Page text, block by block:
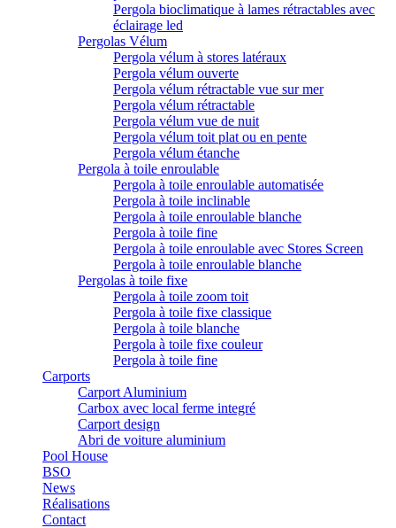
Pergola bioclimatique à lames rétractables avec
éclairage led
Pergolas Vélum
Pergola vélum à stores latéraux
Pergola vélum ouverte
Pergola vélum rétractable vue sur mer
Pergola vélum rétractable
Pergola vélum vue de nuit
Pergola vélum toit plat ou en pente
Pergola vélum étanche
Pergola à toile enroulable
Pergola à toile enroulable automatisée
Pergola à toile inclinable
Pergola à toile enroulable blanche
Pergola à toile fine
Pergola à toile enroulable avec Stores Screen
Pergola à toile enroulable blanche
Pergolas à toile fixe
Pergola à toile zoom toit
Pergola à toile fixe classique
Pergola à toile blanche
Pergola à toile fixe couleur
Pergola à toile fine
Carports
Carport Aluminium
Carbox avec local ferme integré
Carport design
Abri de voiture aluminium
Pool House
BSO
News
Réalisations
Contact